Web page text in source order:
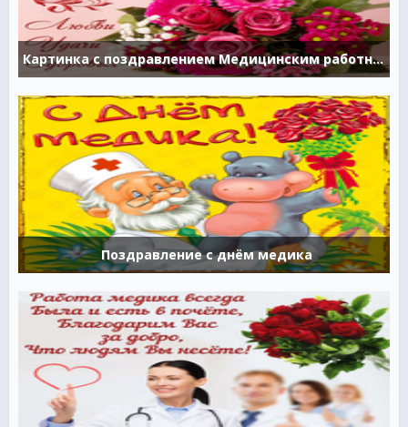
Картинка с поздравлением Медицинским работникам
Поздравление с днём медика